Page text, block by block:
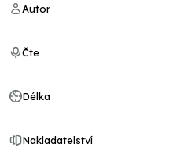
Autor
Čte
Délka
Nakladatelství